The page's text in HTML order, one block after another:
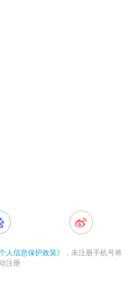
个人信息保护政策》
，未注册手机号将
注册